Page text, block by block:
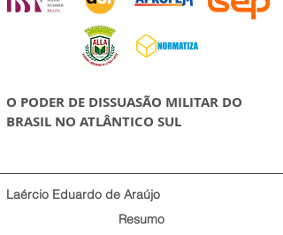
O PODER DE DISSUASÃO MILITAR DO
BRASIL NO ATLÂNTICO SUL
Laércio Eduardo de Araújo
Resumo